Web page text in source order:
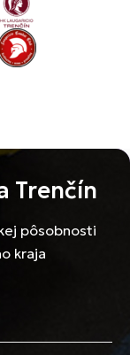
Trenčín
pôsobnosti
kraja